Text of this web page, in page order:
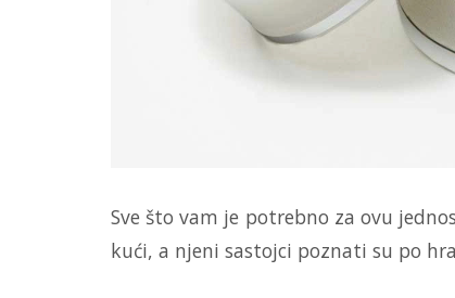
Sve što vam je potrebno za ovu
kući, a njeni sastojci poznati su po